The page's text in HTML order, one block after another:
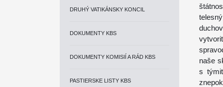
DRUHÝ VATIKÁNSKY KONCIL
DOKUMENTY KBS
DOKUMENTY KOMISIÍ A RÁD KBS
PASTIERSKE LISTY KBS
naše
s